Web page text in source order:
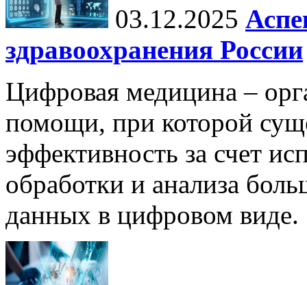
03.12.2025
здравоохранения России
Цифровая медицина –
помощи, при которой
эффективность за счет
обработки и анализа
данных в цифровом виде.